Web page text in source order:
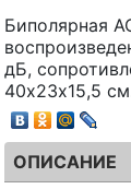
Биполярная
дБ,
40х23х15,5
ОПИСАНИЕ